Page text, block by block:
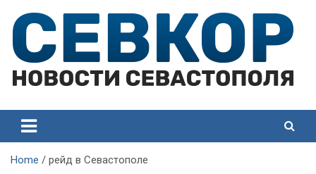
content
Севастополя
Севастополя
Home рейд в Севастополе